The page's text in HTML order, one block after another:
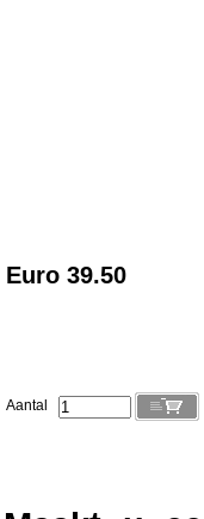
Euro 39.50
Aantal